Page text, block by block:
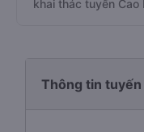
khai thác tuyến Cao
Thông tin tuyến